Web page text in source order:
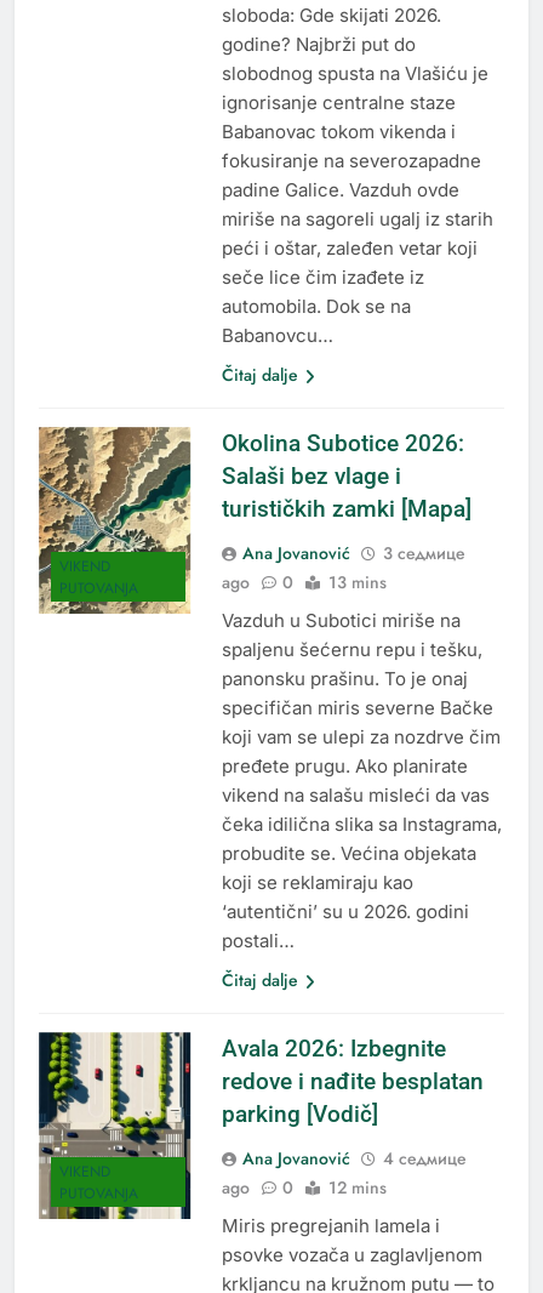
sloboda: Gde skijati 2026.
godine? Najbrži put do
slobodnog spusta na Vlašiću je
ignorisanje centralne staze
Babanovac tokom vikenda i
fokusiranje na severozapadne
padine Galice. Vazduh ovde
miriše na sagoreli ugalj iz starih
peći i oštar, zaleđen vetar koji
seče lice čim izađete iz
automobila. Dok se na
Babanovcu…
Čitaj dalje
VIKEND
PUTOVANJA
Okolina Subotice 2026:
Salaši bez vlage i
turističkih zamki [Mapa]
Ana Jovanović
3 седмице
ago
0 13 mins
Vazduh u Subotici miriše na
spaljenu šećernu repu i tešku,
panonsku prašinu. To je onaj
specifičan miris severne Bačke
koji vam se ulepi za nozdrve čim
pređete prugu. Ako planirate
vikend na salašu misleći da vas
čeka idilična slika sa Instagrama,
probudite se. Većina objekata
koji se reklamiraju kao
‘autentični’ su u 2026. godini
postali…
Čitaj dalje
VIKEND
PUTOVANJA
Avala 2026: Izbegnite
redove i nađite besplatan
parking [Vodič]
Ana Jovanović
4 седмице
ago
0 12 mins
Miris pregrejanih lamela i
psovke vozača u zaglavljenom
krkljancu na kružnom putu — to